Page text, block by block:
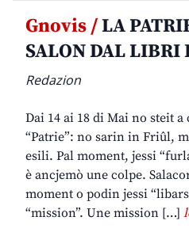
Gnovis /LA
SALON DAL LIBRI
Redazion
Dai 14 ai 18 di Mai no steit
“Patrie”: no sarin in Friûl,
esili. Pal moment, jessi
è ancjemò une colpe.
moment o podin jessi
“mission”. Une mission […]